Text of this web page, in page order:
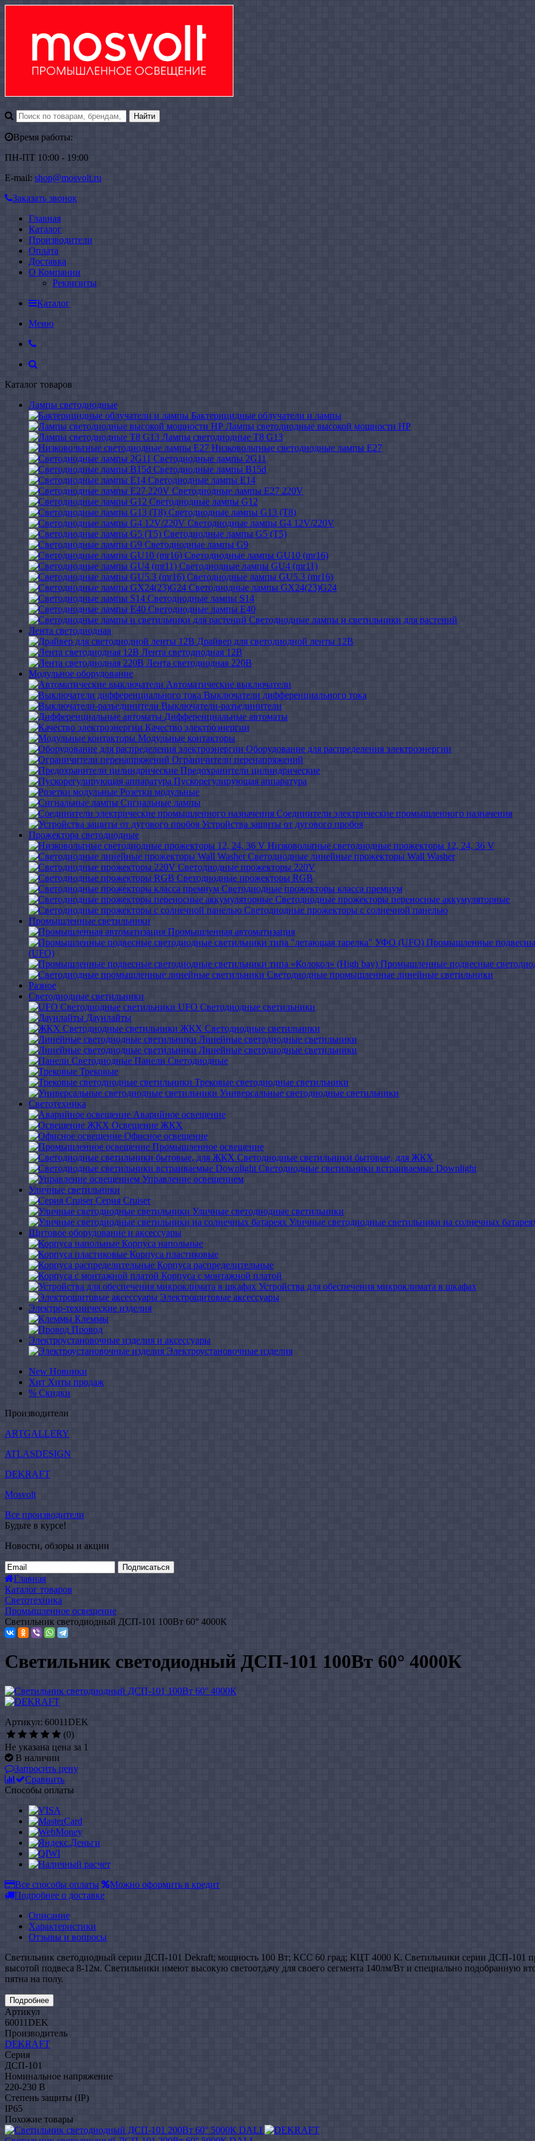
Время работы:
ПН-ПТ 10:00 - 19:00
E-mail: shop@mosvolt.ru
Заказать звонок
Главная
Каталог
Производители
Оплата
Доставка
О Компании
Реквизиты
Каталог
Меню
Каталог товаров
Лампы светодиодные
Бактерицидные облучатели и лампы
Лампы светодиодные высокой мощности HP
Лампы светодиодные Т8 G13
Низковольтные светодиодные лампы E27
Светодиодные лампы 2G11
Светодиодные лампы B15d
Светодиодные лампы E14
Светодиодные лампы E27 220V
Светодиодные лампы G12
Светодиодные лампы G13 (T8)
Светодиодные лампы G4 12V/220V
Светодиодные лампы G5 (T5)
Светодиодные лампы G9
Светодиодные лампы GU10 (mr16)
Светодиодные лампы GU4 (mr11)
Светодиодные лампы GU5.3 (mr16)
Светодиодные лампы GX24(23)G24
Светодиодные лампы S14
Светодиодные лампы Е40
Светодиодные лампы и светильники для растений
Лента светодиодная
Драйвер для светодиодной ленты 12В
Лента светодиодная 12В
Лента светодиодная 220В
Модульное оборудование
Автоматические выключатели
Выключатели дифференциального тока
Выключатели-разъединители
Дифференциальные автоматы
Качество электроэнергии
Модульные контакторы
Оборудование для распределения электроэнергии
Ограничители перенапряжений
Предохранители цилиндрические
Пускорегулирующая аппаратура
Розетки модульные
Сигнальные лампы
Соединители электрические промышленного назначения
Устройства защиты от дугового пробоя
Прожектора светодиодные
Низковольтные светодиодные прожекторы 12, 24, 36 V
Светодиодные линейные прожекторы Wall Washer
Светодиодные прожекторы 220V
Светодиодные прожекторы RGB
Светодиодные прожекторы класса премиум
Светодиодные прожекторы переносные аккумуляторные
Светодиодные прожекторы с солнечной панелью
Промышленные светильники
Промышленная автоматизация
Промышленные
(UFO)
Промышленные подвесные
Светодиодные промышленные линейные светильники
Разное
Светодиодные светильники
UFO Светодиодные светильники
Даунлайты
ЖКХ Светодиодные светильники
Линейные светодиодные светильники
Линейные светодиодные светильники
Панели Светодиодные
Трековые
Трековые светодиодные светильники
Универсальные светодиодные светильники
Светотехника
Аварийное освещение
Освещение ЖКХ
Офисное освещение
Промышленное освещение
Светодиодные светильники бытовые, для ЖКХ
Светодиодные светильники встраиваемые Downlight
Управление освещением
Уличные светильники
Серия Cruiser
Уличные светодиодные светильники
Уличные светодиодные светильники на солнечных
Щитовое оборудование и аксессуары
Корпуса напольные
Корпуса пластиковые
Корпуса распределительные
Корпуса с монтажной платой
Устройства для обеспечения микроклимата в шкафах
Электрощитовые аксессуары
Электро-технические изделия
Клеммы
Провод
Электроустановочные изделия и аксессуары
Электроустановочные изделия
New Новинки
Хит Хиты продаж
% Скидки
Производители
ARTGALLERY
ATLASDESIGN
DEKRAFT
Mosvolt
Все производители
Будьте в курсе!
Новости, обзоры и акции
Подписаться
Главная
Каталог товаров
Светотехника
Промышленное освещение
Светильник светодиодный ДСП-101 100Вт 60° 4000К
Светильник светодиодный ДСП-101 100Вт 60° 4000К
Артикул: 60011DEK
(0)
Не указана цена за 1
В наличии
Запросить цену
Сравнить
Способы оплаты
Все способы оплаты
Можно оформить в кредит
Подробнее о доставке
Описание
Характеристики
Отзывы и вопросы
Светильник светодиодный серии ДСП-101 Dekraft; мощность 100 Вт; КСС 60 град; КЦТ 4000 К. Cветильники серии ДСП-101
высотой подвеса 8-12м. Светильники имеют высокую светоотдачу для своего сегмента 140лм/Вт и специально подобранную
пятна на полу.
Подробнее
Артикул
60011DEK
Производитель
DEKRAFT
Серия
ДСП-101
Номинальное напряжение
220-230 В
Степень защиты (IP)
IP65
Похожие товары